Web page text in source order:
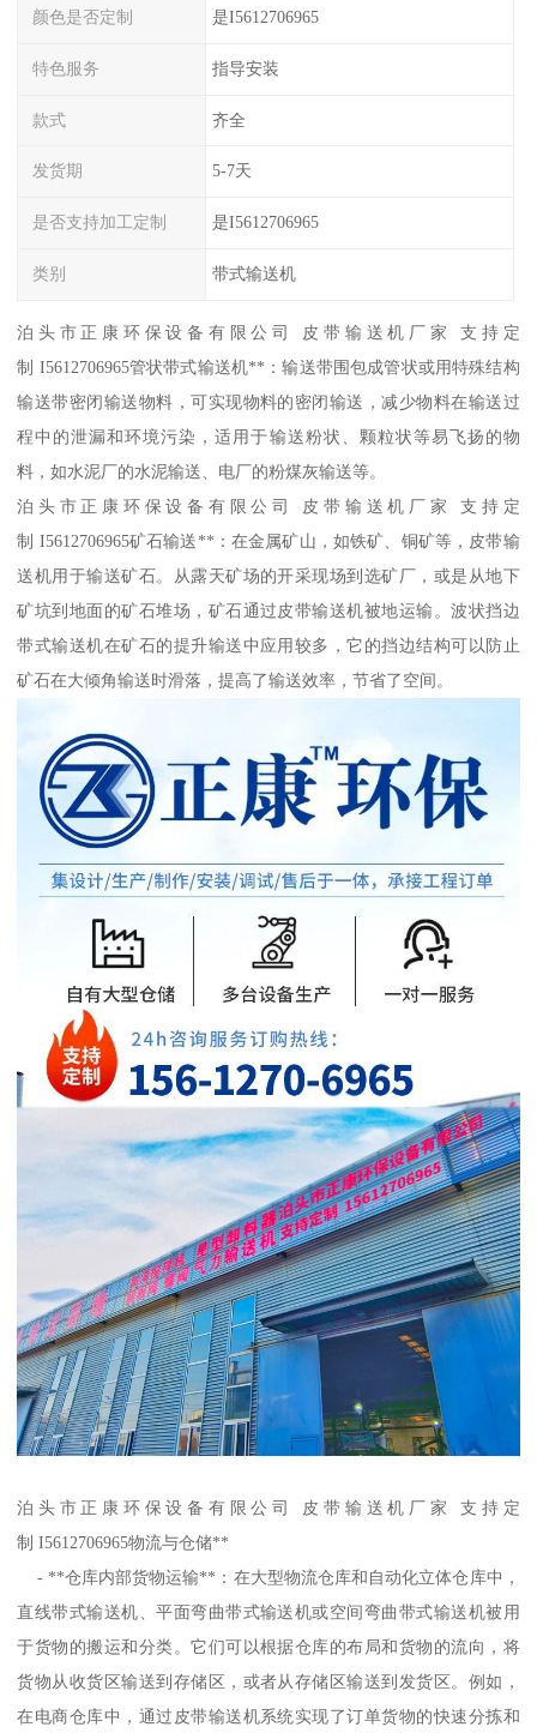
颜色是否定制 是I5612706965
特色服务 指导安装
款式 齐全
发货期 5-7天
是否支持加工定制 是I5612706965
类别 带式输送机
泊头市正康环保设备有限公司 皮带输送机厂家 支持定
制 I5612706965管状带式输送机**：输送带围包成管状或用特殊结构
输送带密闭输送物料，可实现物料的密闭输送，减少物料在输送过
程中的泄漏和环境污染，适用于输送粉状、颗粒状等易飞扬的物
料，如水泥厂的水泥输送、电厂的粉煤灰输送等。
泊头市正康环保设备有限公司 皮带输送机厂家 支持定
制 I5612706965矿石输送**：在金属矿山，如铁矿、铜矿等，皮带输
送机用于输送矿石。从露天矿场的开采现场到选矿厂，或是从地下
矿坑到地面的矿石堆场，矿石通过皮带输送机被地运输。波状挡边
带式输送机在矿石的提升输送中应用较多，它的挡边结构可以防止
矿石在大倾角输送时滑落，提高了输送效率，节省了空间。
泊头市正康环保设备有限公司 皮带输送机厂家 支持定
制 I5612706965物流与仓储**
- **仓库内部货物运输**：在大型物流仓库和自动化立体仓库中，
直线带式输送机、平面弯曲带式输送机或空间弯曲带式输送机被用
于货物的搬运和分类。它们可以根据仓库的布局和货物的流向，将
货物从收货区输送到存储区，或者从存储区输送到发货区。例如，
在电商仓库中，通过皮带输送机系统实现了订单货物的快速分拣和